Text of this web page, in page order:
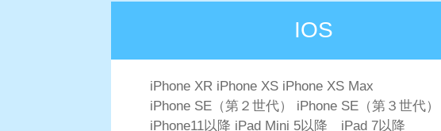
IOS
iPhone XR iPhone XS iPhone XS Max
iPhone SE（第２世代） iPhone SE（第３世代）
iPhone11以降 iPad Mini 5以降 iPad 7以降